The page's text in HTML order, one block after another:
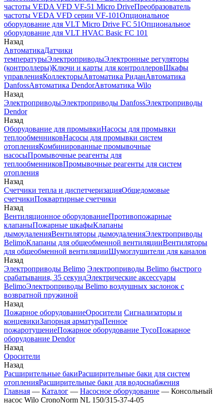
частоты VEDA VFD VF-51 Micro DriveПреобразователь
частоты VEDA VFD серии VF-101Опциональное
оборудование для VLT Micro Drive FC 51Опциональное
оборудование для VLT HVAC Basic FC 101
Назад
АвтоматикаДатчики
температурыЭлектроприводыЭлектронные регуляторы
(контроллеры)Ключи и карты для контроллеровШкафы
управленияКоллекторыАвтоматика РиданАвтоматика
DanfossАвтоматика DendorАвтоматика Wilo
Назад
ЭлектроприводыЭлектроприводы DanfossЭлектроприводы
Dendor
Назад
Оборудование для промывкиНасосы для промывки
теплообменниковНасосы для промывки систем
отопленияКомбинированные промывочные
насосыПромывочные реагенты для
теплообменниковПромывочные реагенты для систем
отопления
Назад
Счетчики тепла и диспетчеризацияОбщедомовые
счетчикиПоквартирные счетчики
Назад
Вентиляционное оборудованиеПротивопожарные
клапаныПожарные шкафыКлапаны
дымоудаленияВентиляторы дымоудаленияЭлектроприводы
BelimoКлапаны для общеобменной вентиляцииВентиляторы
для общеобменной вентиляцииШумоглушители для каналов
Назад
Электроприводы Belimo Электроприводы Belimo быстрого
срабатывания, 35 секундЭлектрические аксессуары
BelimoЭлектроприводы Belimo воздушных заслонок c
возвратной пружиной
Назад
Пожарное оборудованиеОросители Сигнализаторы и
концевикиЗапорная арматураПенное
пожаротушениеПожарное оборудование TycoПожарное
оборудование Dendor
Назад
Оросители
Назад
Расширительные бакиРасширительные баки для систем
отопленияРасширительные баки для водоснабжения
Главная — Каталог — Насосное оборудование — Консольный
насос Wilo CronoNorm NL 150/315-37-4-05